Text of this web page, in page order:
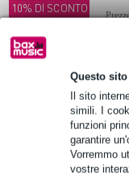
Questo
Il sito
simili. I
funzioni
garantire
Vorremmo
vostre
10% DI SCONTO
EXTRA CON IL
CODICE:
EXTRA10
(B-